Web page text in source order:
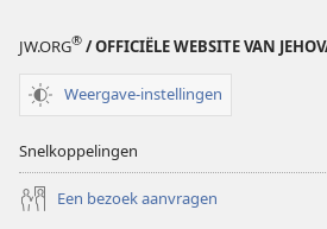
JW.ORG® / OFFICIËLE WEBSITE VAN
Weergave-instellingen
Snelkoppelingen
Een bezoek aanvragen